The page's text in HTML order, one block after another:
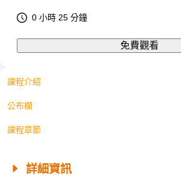
課程介紹
公布欄
課程章節
詳細資訊
0 小時 25 分鐘
免費觀看